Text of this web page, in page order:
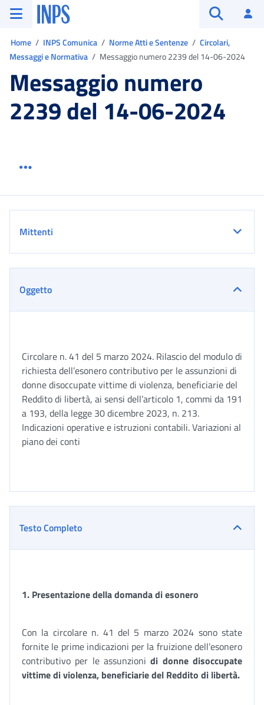
Vai al menu principale
Vai al contenuto principale
Vai al pie' di pagina
INPS ()
Home INPS Comunica Norme Atti e Sentenze
Circolari,
Messaggi e Normativa
Messaggio numero 2239 del 14-06-2024
Messaggio numero
2239 del 14-06-2024
Mittenti
Oggetto
Circolare n. 41 del 5 marzo 2024. Rilascio del modulo di
richiesta dell’esonero contributivo per le assunzioni di
donne disoccupate vittime di violenza, beneficiarie del
Reddito di libertà, ai sensi dell’articolo 1, commi da 191
a 193, della legge 30 dicembre 2023, n. 213.
Indicazioni operative e istruzioni contabili. Variazioni al
piano dei conti
Testo Completo
1. Presentazione della domanda di esonero
Con la circolare n. 41 del 5 marzo 2024 sono state
fornite le prime indicazioni per la fruizione dell’esonero
contributivo per le assunzionidi donne disoccupate
vittime di violenza, beneficiarie del Reddito di libertà.